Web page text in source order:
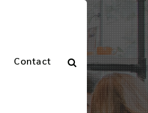
Contact